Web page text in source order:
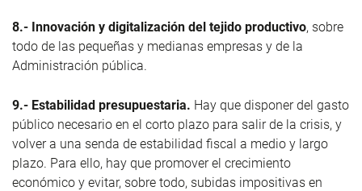
8.- Innovación y digitalización del tejido productivo, sobre
todo de las pequeñas y medianas empresas y de la
Administración pública.
9.- Estabilidad presupuestaria. Hay que disponer del gasto
público necesario en el corto plazo para salir de la crisis, y
volver a una senda de estabilidad fiscal a medio y largo
plazo. Para ello, hay que promover el crecimiento
económico y evitar, sobre todo, subidas impositivas en